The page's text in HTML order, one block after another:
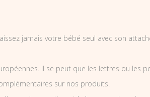
jamais votre bébé seul avec son
Il se peut que les lettres ou les
sur nos produits.